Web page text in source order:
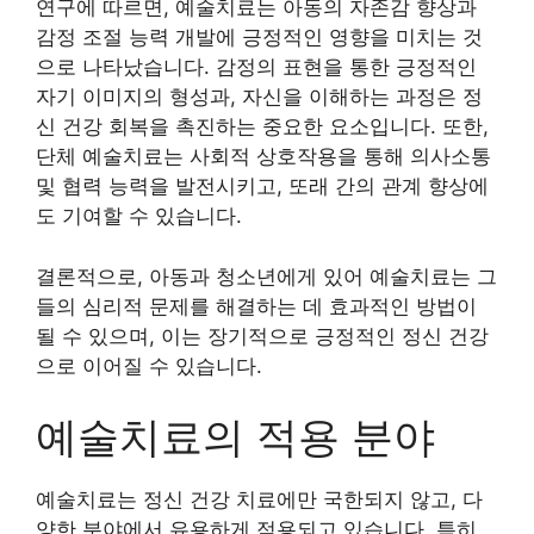
연구에 따르면, 예술치료는 아동의 자존감 향상과
감정 조절 능력 개발에 긍정적인 영향을 미치는 것
으로 나타났습니다. 감정의 표현을 통한 긍정적인
자기 이미지의 형성과, 자신을 이해하는 과정은 정
신 건강 회복을 촉진하는 중요한 요소입니다. 또한,
단체 예술치료는 사회적 상호작용을 통해 의사소통
및 협력 능력을 발전시키고, 또래 간의 관계 향상에
도 기여할 수 있습니다.
결론적으로, 아동과 청소년에게 있어 예술치료는 그
들의 심리적 문제를 해결하는 데 효과적인 방법이
될 수 있으며, 이는 장기적으로 긍정적인 정신 건강
으로 이어질 수 있습니다.
예술치료의 적용 분야
예술치료는 정신 건강 치료에만 국한되지 않고, 다